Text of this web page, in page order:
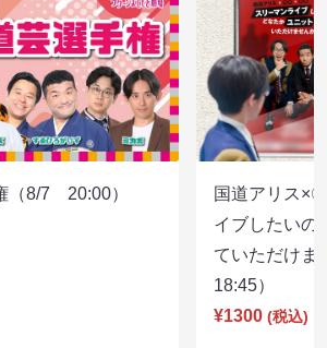
（8/7 20:00）
国道アリス×
イブしたいの
ていただけ
18:45）
¥1300 (税込)